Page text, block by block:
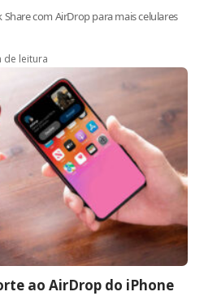
com AirDrop para mais celulares
de leitura
ao AirDrop do iPhone